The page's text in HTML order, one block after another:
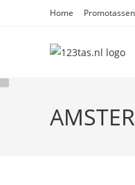
Home Promotassen